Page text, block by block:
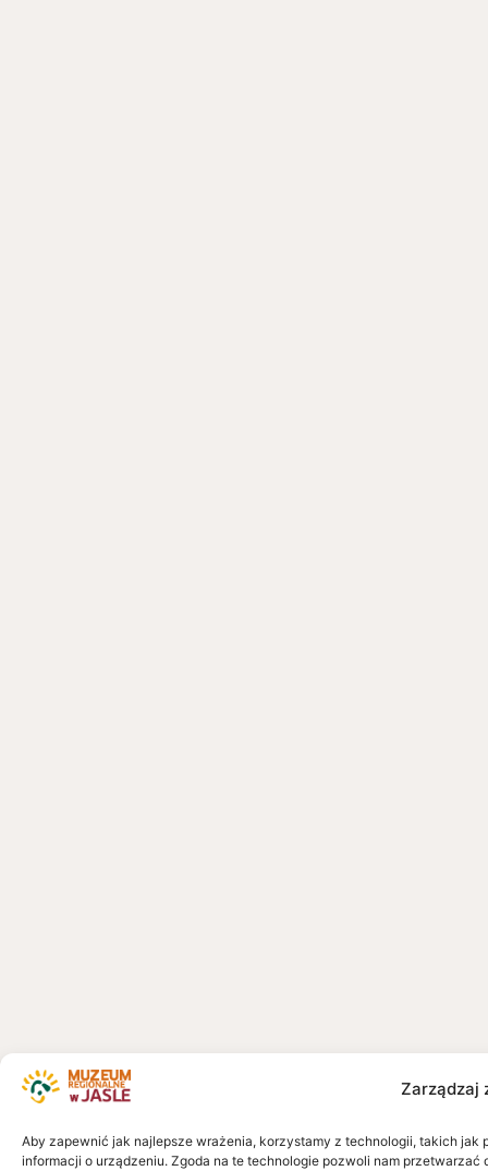
Zarządzaj
Aby zapewnić jak najlepsze wrażenia, korzystamy z technologii, takich
informacji o urządzeniu. Zgoda na te technologie pozwoli nam